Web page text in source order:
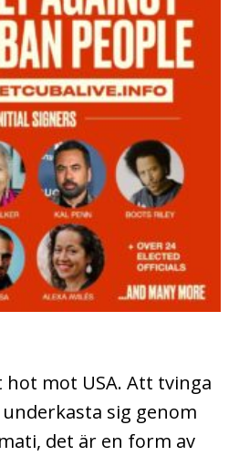
mot USA. Att tvinga
sig genom
det är en form av